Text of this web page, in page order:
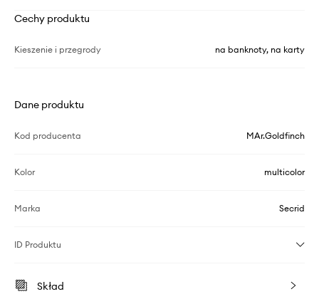
Cechy produktu
Kieszenie i przegrody na banknoty, na karty
Dane produktu
Kod producenta MAr.Goldfinch
Kolor multicolor
Marka Secrid
ID Produktu
Skład